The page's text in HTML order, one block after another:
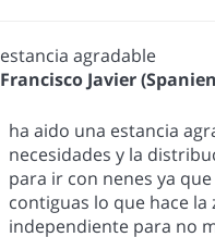
estancia agradable
Francisco Javier
ha aido una estancia
necesidades y la
para ir con nenes ya
contiguas lo que hace la
independiente para no